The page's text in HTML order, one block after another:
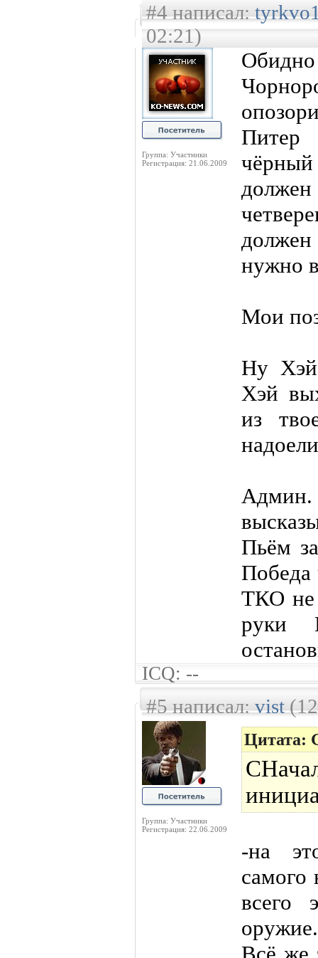
#4 написал:
02:21)
Группа: Участники
Регистрация: 21.06.2009
Питер
должен
нужно
Мои
Ну
Хэй
из
Админ.
Пьём
Победа
ТКО не
руки
ICQ: --
#5 написал:vist(12
Группа: Участники
Регистрация: 22.06.2009
Цитата:
-на
самого
всего
оружие.